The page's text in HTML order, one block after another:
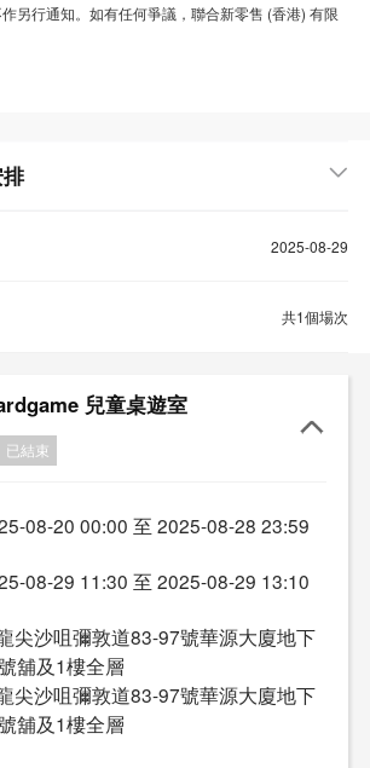
另行通知。如有任何爭議，聯合新零售 (香港) 有限
2025-08-29
共1個場次
兒童桌遊室
已結束
08-20 00:00 至 2025-08-28 23:59
08-29 11:30 至 2025-08-29 13:10
尖沙咀彌敦道83-97號華源大廈地下
舖及1樓全層
尖沙咀彌敦道83-97號華源大廈地下
舖及1樓全層